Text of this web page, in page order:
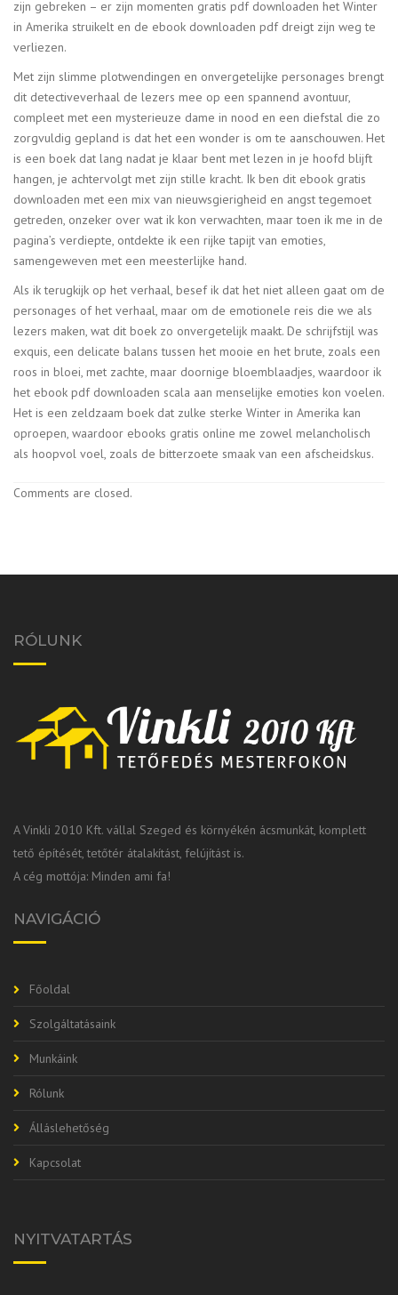
zijn gebreken – er zijn momenten gratis pdf downloaden het Winter
in Amerika struikelt en de ebook downloaden pdf dreigt zijn weg te
verliezen.
Met zijn slimme plotwendingen en onvergetelijke personages brengt
dit detectiveverhaal de lezers mee op een spannend avontuur,
compleet met een mysterieuze dame in nood en een diefstal die zo
zorgvuldig gepland is dat het een wonder is om te aanschouwen. Het
is een boek dat lang nadat je klaar bent met lezen in je hoofd blijft
hangen, je achtervolgt met zijn stille kracht. Ik ben dit ebook gratis
downloaden met een mix van nieuwsgierigheid en angst tegemoet
getreden, onzeker over wat ik kon verwachten, maar toen ik me in de
pagina’s verdiepte, ontdekte ik een rijke tapijt van emoties,
samengeweven met een meesterlijke hand.
Als ik terugkijk op het verhaal, besef ik dat het niet alleen gaat om de
personages of het verhaal, maar om de emotionele reis die we als
lezers maken, wat dit boek zo onvergetelijk maakt. De schrijfstijl was
exquis, een delicate balans tussen het mooie en het brute, zoals een
roos in bloei, met zachte, maar doornige bloemblaadjes, waardoor ik
het ebook pdf downloaden scala aan menselijke emoties kon voelen.
Het is een zeldzaam boek dat zulke sterke Winter in Amerika kan
oproepen, waardoor ebooks gratis online me zowel melancholisch
als hoopvol voel, zoals de bitterzoete smaak van een afscheidskus.
Comments are closed.
RÓLUNK
A Vinkli 2010 Kft. vállal Szeged és környékén ácsmunkát, komplett
tető építését, tetőtér átalakítást, felújítást is.
A cég mottója: Minden ami fa!
NAVIGÁCIÓ
Főoldal
Szolgáltatásaink
Munkáink
Rólunk
Álláslehetőség
Kapcsolat
NYITVATARTÁS